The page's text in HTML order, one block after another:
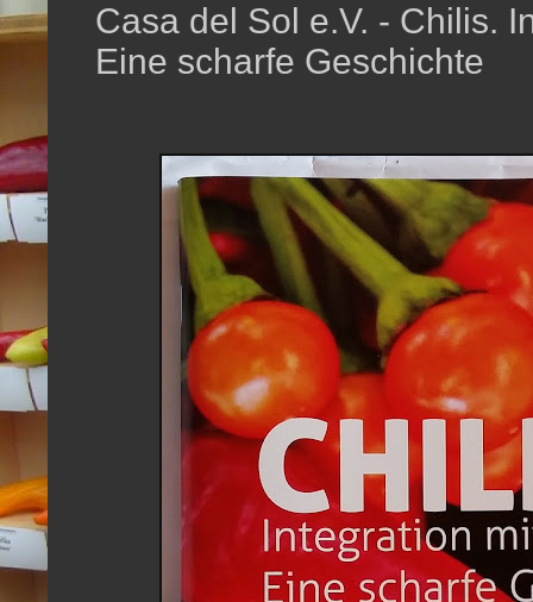
Casa del Sol e.V. - Chilis.
Eine scharfe Geschichte